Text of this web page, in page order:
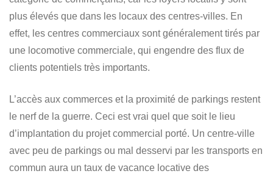
plus élevés que dans les locaux des centres-villes. En
effet, les centres commerciaux sont généralement tirés par
une locomotive commerciale, qui engendre des flux de
clients potentiels très importants.
L’accès aux commerces et la proximité de parkings restent
le nerf de la guerre. Ceci est vrai quel que soit le lieu
d’implantation du projet commercial porté. Un centre-ville
avec peu de parkings ou mal desservi par les transports en
commun aura un taux de vacance locative des